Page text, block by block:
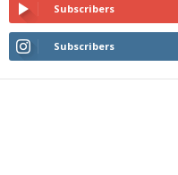
Subscribers
Subscribers